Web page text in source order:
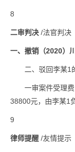
8
二审判决 /法官判决
一、 撤销（2020）
二、驳回李某1
一审案件受理
38800元，由李某1
9
律师提醒 /友情提示